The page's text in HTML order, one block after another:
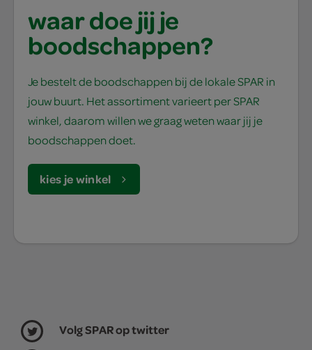
waar doe jij je
boodschappen?
Je bestelt de boodschappen bij de lokale SPAR in
jouw buurt. Het assortiment varieert per SPAR
winkel, daarom willen we graag weten waar jij je
boodschappen doet.
kies je winkel
Volg SPAR op twitter